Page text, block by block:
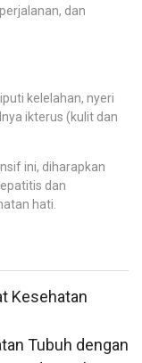
dan
kelelahan, nyeri
ikterus (kulit dan
ini, diharapkan
dan
hati.
Kesehatan
Tubuh dengan